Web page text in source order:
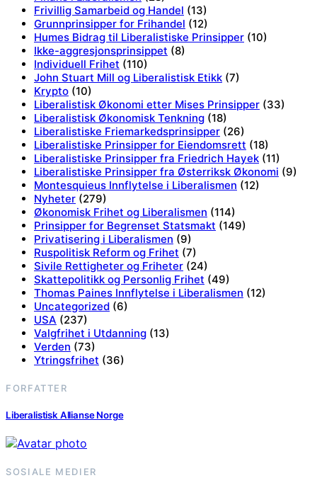
Frivillig Samarbeid og Handel (13)
Grunnprinsipper for Frihandel (12)
Humes Bidrag til Liberalistiske Prinsipper (10)
Ikke-aggresjonsprinsippet (8)
Individuell Frihet (110)
John Stuart Mill og Liberalistisk Etikk (7)
Krypto (10)
Liberalistisk Økonomi etter Mises Prinsipper (33)
Liberalistisk Økonomisk Tenkning (18)
Liberalistiske Friemarkedsprinsipper (26)
Liberalistiske Prinsipper for Eiendomsrett (18)
Liberalistiske Prinsipper fra Friedrich Hayek (11)
Liberalistiske Prinsipper fra Østerriksk Økonomi (9)
Montesquieus Innflytelse i Liberalismen (12)
Nyheter (279)
Økonomisk Frihet og Liberalismen (114)
Prinsipper for Begrenset Statsmakt (149)
Privatisering i Liberalismen (9)
Ruspolitisk Reform og Frihet (7)
Sivile Rettigheter og Friheter (24)
Skattepolitikk og Personlig Frihet (49)
Thomas Paines Innflytelse i Liberalismen (12)
Uncategorized (6)
USA (237)
Valgfrihet i Utdanning (13)
Verden (73)
Ytringsfrihet (36)
FORFATTER
Liberalistisk Allianse Norge
SOSIALE MEDIER